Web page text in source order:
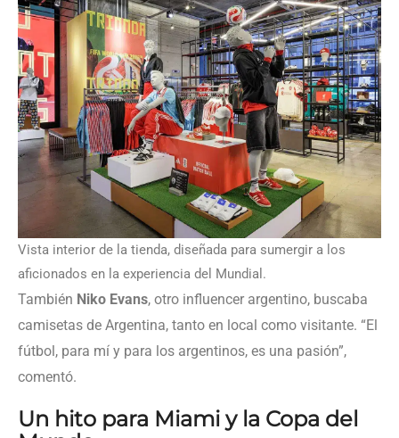
Vista interior de la tienda, diseñada para sumergir a los
aficionados en la experiencia del Mundial.
También Niko Evans, otro influencer argentino, buscaba
camisetas de Argentina, tanto en local como visitante. “El
fútbol, para mí y para los argentinos, es una pasión”,
comentó.
Un hito para Miami y la Copa del